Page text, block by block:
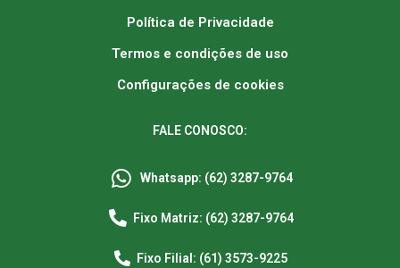
Política de Privacidade
Termos e condições de uso
Configurações de cookies
FALE CONOSCO:
Whatsapp: (62) 3287-9764
Fixo Matriz: (62) 3287-9764
Fixo Filial: (61) 3573-9225